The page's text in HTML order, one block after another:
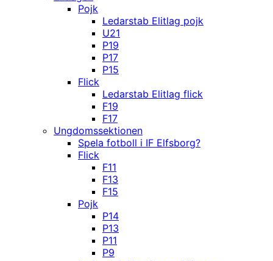
Pojk
Ledarstab Elitlag pojk
U21
P19
P17
P15
Flick
Ledarstab Elitlag flick
F19
F17
Ungdomssektionen
Spela fotboll i IF Elfsborg?
Flick
F11
F13
F15
Pojk
P14
P13
P11
P9